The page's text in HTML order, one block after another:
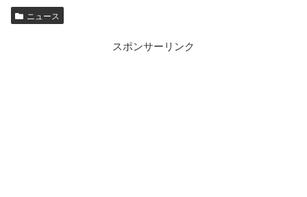
ニュース
スポンサーリンク